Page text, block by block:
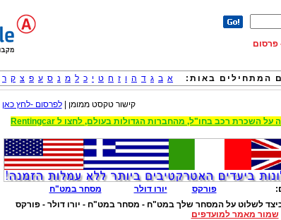
- פרסום
המתחילים באות: א ב ג ד ה ו ז ח ט י כ ל מ נ ס ע פ צ ק ר
קישור טקסט ממומן |לפרסום -לחץ כאן
פורקס יורו דולר
מסחר במט"ח
לשלוט על המסחר שלך במט"ח - מסחר במט"ח - יורו דולר - פורקס
שמור מאמר למועדפים